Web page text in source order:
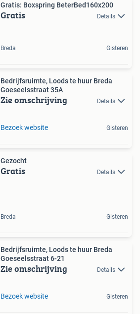
Gratis: Boxspring BeterBed160x200
Gratis Details
Breda Gisteren
Bedrijfsruimte, Loods te huur Breda
Goeseelsstraat 35A
Zie omschrijving Details
Bezoek website Gisteren
Gezocht
Gratis Details
Breda Gisteren
Bedrijfsruimte, Loods te huur Breda
Goeseelsstraat 6-21
Zie omschrijving Details
Bezoek website Gisteren